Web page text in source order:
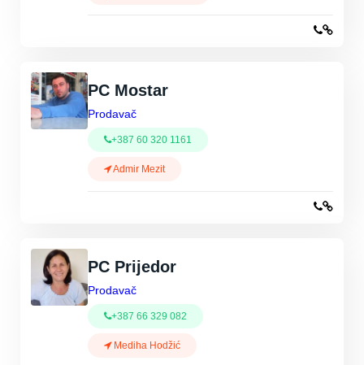
PC Mostar
Prodavač
+387 60 320 1161
Admir Mezit
PC Prijedor
Prodavač
+387 66 329 082
Mediha Hodžić